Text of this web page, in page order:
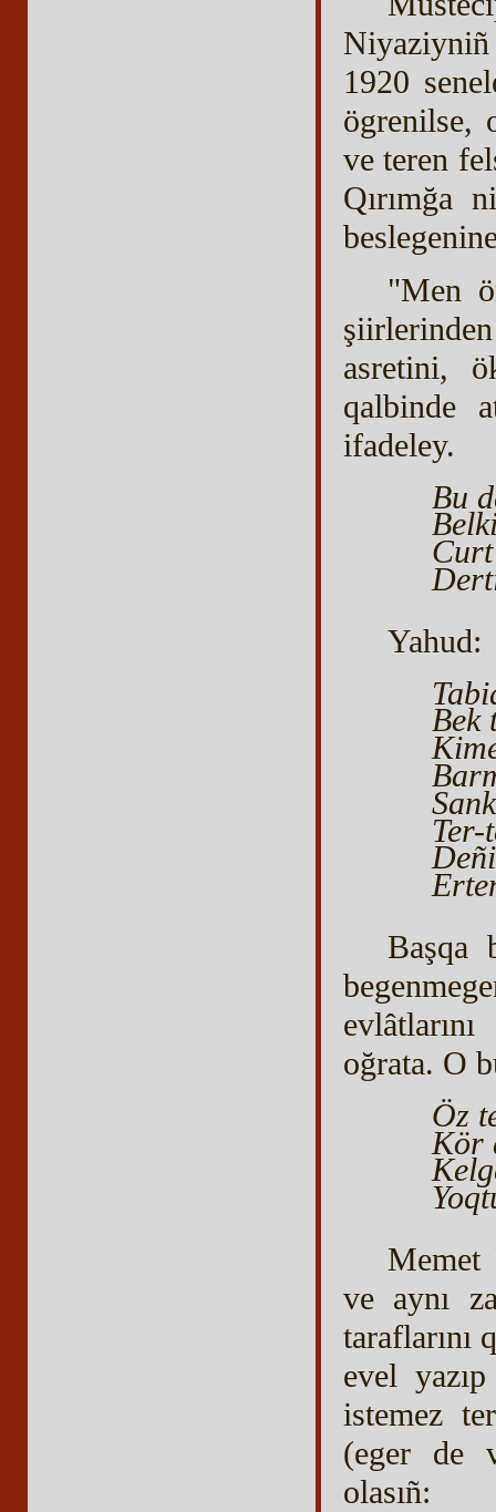
1920
ögrenilse,
ve teren
Qırımğa
"Men
asretini,
qalbinde
ifadeley.
Bu
Curt
Yahud:
Bek
Ter-
Başqa
oğrata. O
Öz
Kör
Memet
ve aynı
taraflarını
evel
istemez
(eger de
olasıñ: